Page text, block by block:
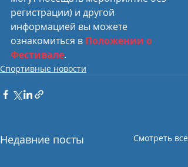
регистрации) и другой
информацией вы можете
ознакомиться в Положении о
Фестивале.
Спортивные новости
Недавние посты Смотреть все